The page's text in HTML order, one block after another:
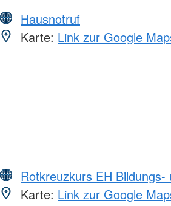
Hausnotruf
Karte: Link zur Google
Rotkreuzkurs EH
Karte: Link zur Google